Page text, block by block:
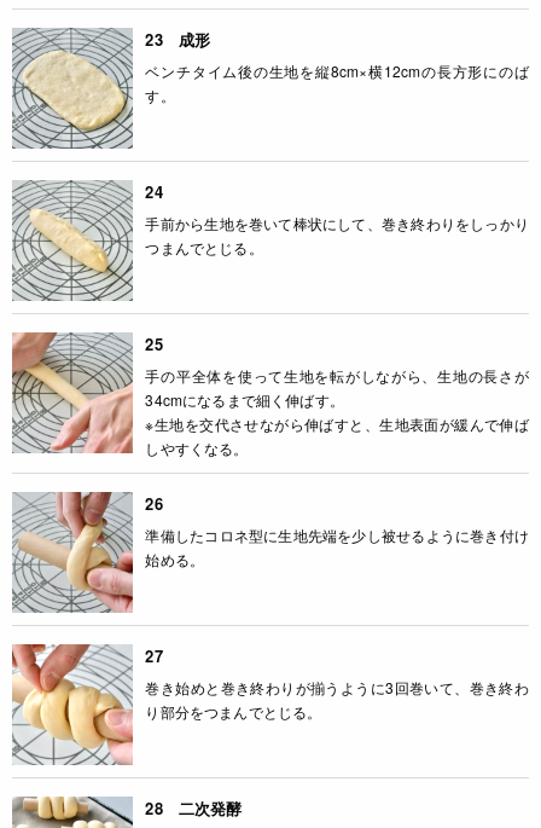
23 成形
ベンチタイム後の生地を縦8cm×横12cmの長方形にのば
す。
24
手前から生地を巻いて棒状にして、巻き終わりをしっかり
つまんでとじる。
25
手の平全体を使って生地を転がしながら、生地の長さが
34cmになるまで細く伸ばす。
※生地を交代させながら伸ばすと、生地表面が緩んで伸ば
しやすくなる。
26
準備したコロネ型に生地先端を少し被せるように巻き付け
始める。
27
巻き始めと巻き終わりが揃うように3回巻いて、巻き終わ
り部分をつまんでとじる。
28 二次発酵